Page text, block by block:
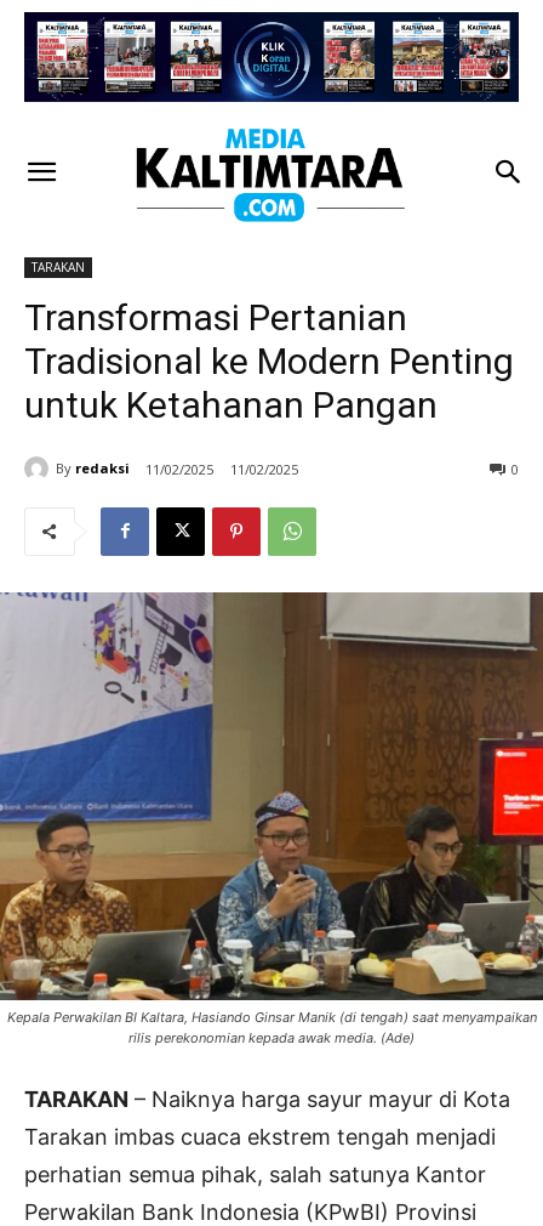
TARAKAN
Transformasi Pertanian
Tradisional ke Modern Penting
untuk Ketahanan Pangan
By redaksi 11/02/2025 11/02/2025 0
Kepala Perwakilan BI Kaltara, Hasiando Ginsar Manik (di tengah) saat menyampaikan
rilis perekonomian kepada awak media. (Ade)
TARAKAN – Naiknya harga sayur mayur di Kota
Tarakan imbas cuaca ekstrem tengah menjadi
perhatian semua pihak, salah satunya Kantor
Perwakilan Bank Indonesia (KPwBI) Provinsi